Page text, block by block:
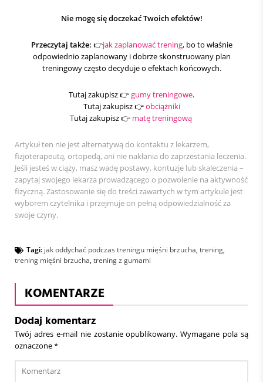
Nie mogę się doczekać Twoich efektów!
Przeczytaj także: 👉jak zaplanować trening, bo to właśnie
odpowiednio zaplanowany i dobrze skonstruowany plan
treningowy często decyduje o efektach końcowych.
Tutaj zakupisz 👉gumy treningowe.
Tutaj zakupisz 👉obciążniki
Tutaj zakupisz 👉 matę treningową
Artykuł ten nie jest alternatywą do kontaktu z lekarzem,
fizjoterapeutą, ortopedą, ani nie nakłania do zaprzestania leczenia.
Jeśli jesteś w ciąży, masz wadę postawy, kontuzje lub skaleczenia –
zapytaj swojego lekarza prowadzącego o pozwolenie na aktywność
fizyczną. Zastosowanie się do treści zawartych w tym artykule jest
wyborem czytelnika i przejmuje on pełną odpowiedzialność za
swoje czyny.
Tagi: jak oddychać podczas treningu mięśni brzucha trening
trening mięśni brzucha trening z gumami
KOMENTARZE
Dodaj komentarz
Twój adres e-mail nie zostanie opublikowany. Wymagane pola są
oznaczone*